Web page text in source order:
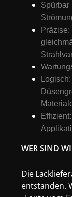
Spürbar
WER SIND
Die
entstanden.